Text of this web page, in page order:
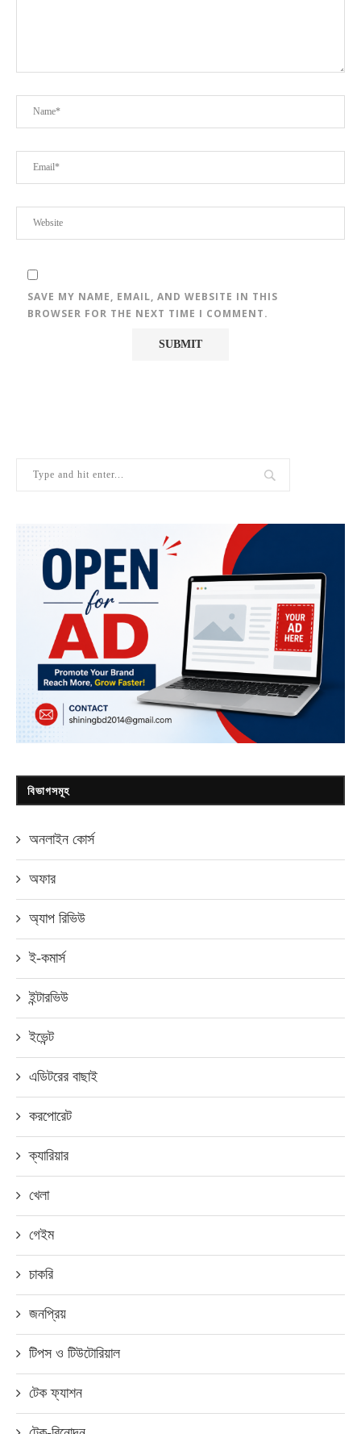
SAVE MY NAME, EMAIL, AND WEBSITE IN THIS
BROWSER FOR THE NEXT TIME I COMMENT.
বিভাগসমূহ
অনলাইন কোর্স
অফার
অ্যাপ রিভিউ
ই-কমার্স
ইন্টারভিউ
ইভেন্ট
এডিটরের বাছাই
করপোরেট
ক্যারিয়ার
খেলা
গেইম
চাকরি
জনপ্রিয়
টিপস ও টিউটোরিয়াল
টেক ফ্যাশন